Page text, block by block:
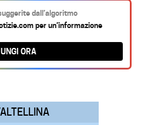
a
i
l
dall’algoritmo
per un’informazione
ORA